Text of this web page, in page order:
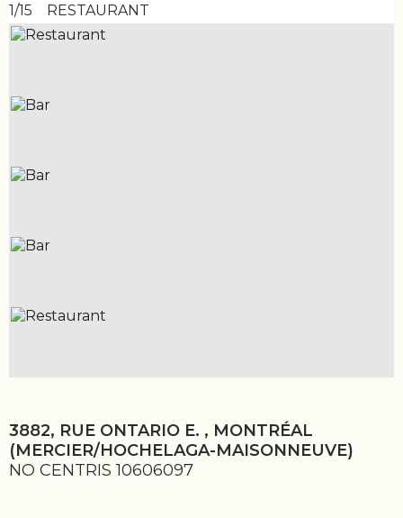
1/15 RESTAURANT
3882, RUE ONTARIO E. , MONTRÉAL
(MERCIER/HOCHELAGA-MAISONNEUVE)
NO CENTRIS 10606097